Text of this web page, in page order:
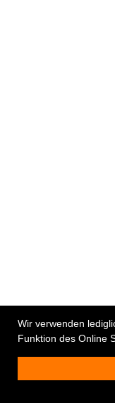
Wir verwenden
Funktion des Online